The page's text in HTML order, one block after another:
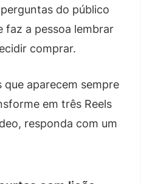
do público
faz a pessoa lembrar
comprar.
aparecem sempre
em três Reels
responda com um